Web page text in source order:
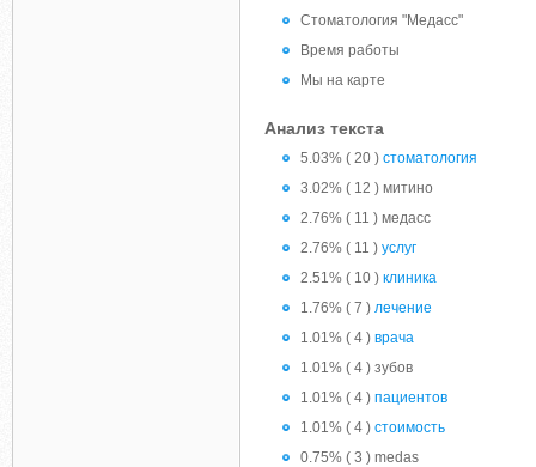
Стоматология "Медасс"
Время работы
Мы на карте
Анализ текста
5.03% ( 20 ) стоматология
3.02% ( 12 ) митино
2.76% ( 11 ) медасс
2.76% ( 11 ) услуг
2.51% ( 10 ) клиника
1.76% ( 7 ) лечение
1.01% ( 4 ) врача
1.01% ( 4 ) зубов
1.01% ( 4 ) пациентов
1.01% ( 4 ) стоимость
0.75% ( 3 ) medas